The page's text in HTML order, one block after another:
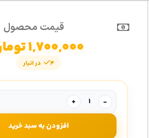
قیمت محصول
1,700,000
4 در انبار
-
+
افزودن به سبد خرید